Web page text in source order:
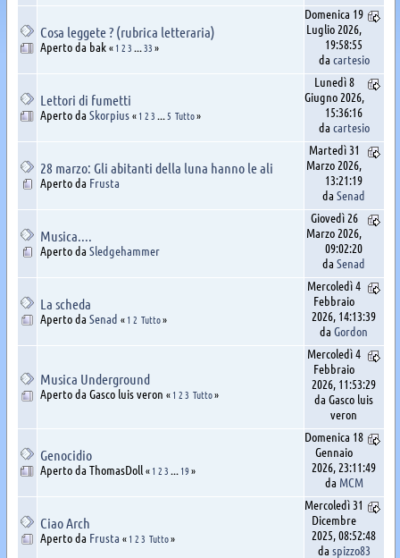
Cosa leggete ? (rubrica letteraria)
Aperto da bak«1 23 ...33»
Domenica 19
Luglio 2026,
19:58:55
da cartesio
Lettori di fumetti
Aperto da Skorpius «1 23 ... 5 Tutto»
Lunedì 8
Giugno 2026,
15:36:16
da cartesio
28 marzo: Gli abitanti della luna hanno le ali
Aperto da Frusta
Martedì 31
Marzo 2026,
13:21:19
daSenad
Musica....
Aperto da Sledgehammer
Giovedì 26
Marzo 2026,
09:02:20
daSenad
La scheda
Aperto da Senad «1 2 Tutto»
Mercoledì 4
Febbraio
2026, 14:13:39
daGordon
Musica Underground
Aperto da Gasco luis veron «1 23 Tutto»
Mercoledì 4
Febbraio
2026, 11:53:29
da Gasco luis
veron
Genocidio
Aperto da ThomasDoll«1 23 ... 19»
Domenica 18
Gennaio
2026, 23:11:49
da MCM
Ciao Arch
Aperto da Frusta «1 23 Tutto»
Mercoledì 31
Dicembre
2025, 08:52:48
da spizzo83